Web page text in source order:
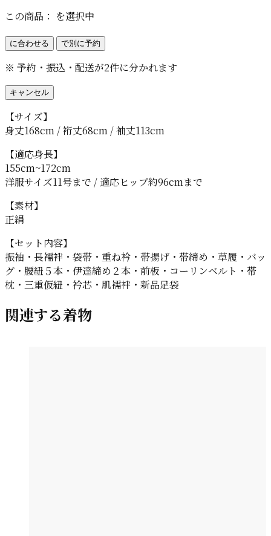
この商品： を選択中
に合わせる で別に予約
※ 予約・振込・配送が2件に分かれます
キャンセル
【サイズ】
身丈168cm / 裄丈68cm / 袖丈113cm
【適応身長】
155cm~172cm
洋服サイズ11号まで / 適応ヒップ約96cmまで
【素材】
正絹
【セット内容】
振袖・長襦袢・袋帯・重ね衿・帯揚げ・帯締め・草履・バッ
グ・腰紐５本・伊達締め２本・前板・コーリンベルト・帯
枕・三重仮紐・衿芯・肌襦袢・新品足袋
関連する着物